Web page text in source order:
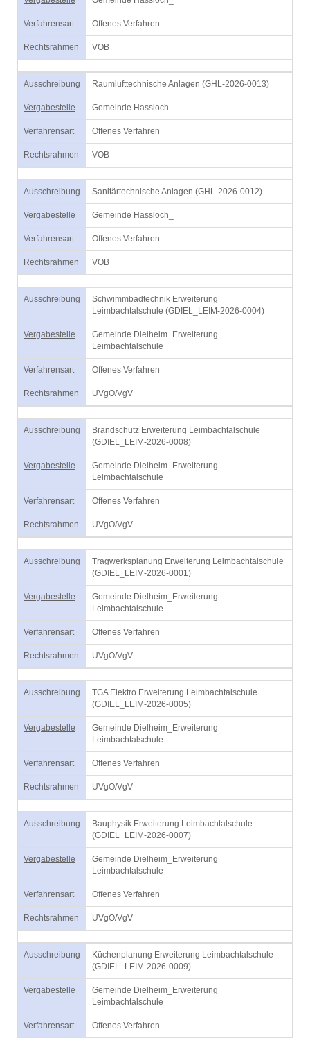
Verfahrensart Offenes Verfahren
Rechtsrahmen VOB
Ausschreibung Raumlufttechnische Anlagen (GHL-2026-0013)
Vergabestelle Gemeinde Hassloch_
Verfahrensart Offenes Verfahren
Rechtsrahmen VOB
Ausschreibung Sanitärtechnische Anlagen (GHL-2026-0012)
Vergabestelle Gemeinde Hassloch_
Verfahrensart Offenes Verfahren
Rechtsrahmen VOB
Ausschreibung
Schwimmbadtechnik Erweiterung
Leimbachtalschule (GDIEL_LEIM-2026-0004)
Vergabestelle
Gemeinde Dielheim_Erweiterung
Leimbachtalschule
Verfahrensart Offenes Verfahren
Rechtsrahmen UVgO/VgV
Ausschreibung
Brandschutz Erweiterung Leimbachtalschule
(GDIEL_LEIM-2026-0008)
Vergabestelle
Gemeinde Dielheim_Erweiterung
Leimbachtalschule
Verfahrensart Offenes Verfahren
Rechtsrahmen UVgO/VgV
Ausschreibung
Tragwerksplanung Erweiterung Leimbachtalschule
(GDIEL_LEIM-2026-0001)
Vergabestelle
Gemeinde Dielheim_Erweiterung
Leimbachtalschule
Verfahrensart Offenes Verfahren
Rechtsrahmen UVgO/VgV
Ausschreibung
TGA Elektro Erweiterung Leimbachtalschule
(GDIEL_LEIM-2026-0005)
Vergabestelle
Gemeinde Dielheim_Erweiterung
Leimbachtalschule
Verfahrensart Offenes Verfahren
Rechtsrahmen UVgO/VgV
Ausschreibung
Bauphysik Erweiterung Leimbachtalschule
(GDIEL_LEIM-2026-0007)
Vergabestelle
Gemeinde Dielheim_Erweiterung
Leimbachtalschule
Verfahrensart Offenes Verfahren
Rechtsrahmen UVgO/VgV
Ausschreibung
Küchenplanung Erweiterung Leimbachtalschule
(GDIEL_LEIM-2026-0009)
Vergabestelle
Gemeinde Dielheim_Erweiterung
Leimbachtalschule
Verfahrensart Offenes Verfahren